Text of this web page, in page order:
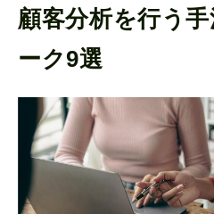
顧客分析を行う
ーク9選